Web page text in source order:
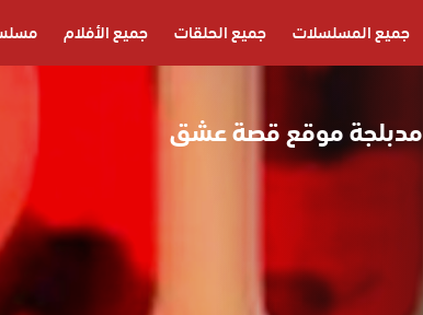
جميع المسلسلات جميع الحلقات جميع الأفلام
مسلسل زينب الحلقة 25 مدبلجة موقع قصة عشق